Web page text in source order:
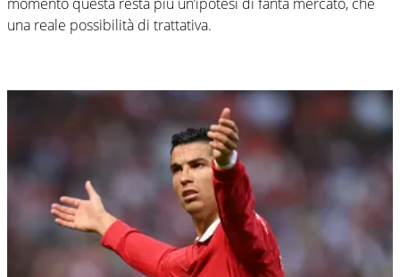
una reale possibilità di trattativa.